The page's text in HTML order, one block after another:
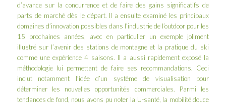
d’avance sur la concurrence et de faire des gains significatifs de
parts de marché dès le départ. Il a ensuite examiné les principaux
domaines d’innovation possibles dans l’industrie de l’outdoor pour les
15 prochaines années, avec en particulier un exemple joliment
illustré sur l’avenir des stations de montagne et la pratique du ski
comme une expérience 4 saisons. Il a aussi rapidement exposé la
méthodologie lui permettant de faire ses recommandations. Ceci
inclut notamment l’idée d’un système de visualisation pour
déterminer les nouvelles opportunités commerciales. Parmi les
tendances de fond, nous avons pu noter la U-santé, la mobilité douce